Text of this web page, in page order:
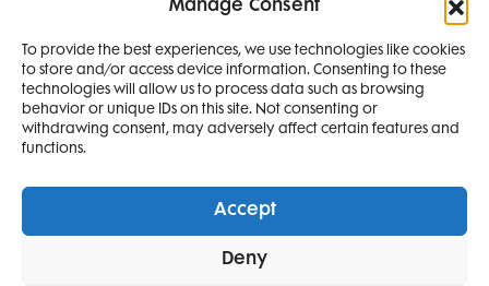
Manage Consent
To provide the best experiences, we use technologies like cookies
to store and/or access device information. Consenting to these
technologies will allow us to process data such as browsing
behavior or unique IDs on this site. Not consenting or
withdrawing consent, may adversely affect certain features and
functions.
Accept
Deny
Pretplati se na časopis
PRETPLATITE SE
Elle ProjectsElle Beauty AwardsElle Style Awards
LifestyleDecoration
SMANJI
4 IZDANJA
I 2 IZDANJA ELLE
DECORATIONA +
POKLON